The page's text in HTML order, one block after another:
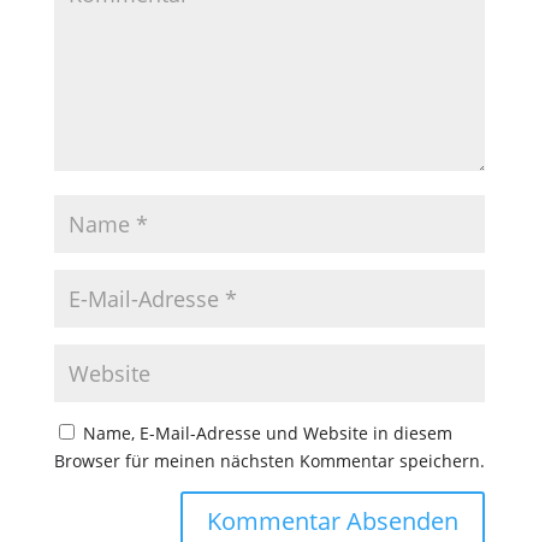
Name, E-Mail-Adresse und Website in diesem
Browser für meinen nächsten Kommentar speichern.